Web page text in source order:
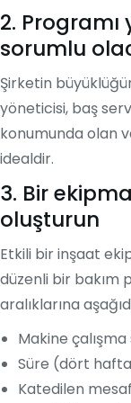
2.
sorumlu
Şirketin
yöneticisi, baş
konumunda olan
idealdir.
3. Bir
oluşturun
Etkili bir inşaat
düzenli bir bakım
aralıklarına
Makine
Süre (dört
Katedilen